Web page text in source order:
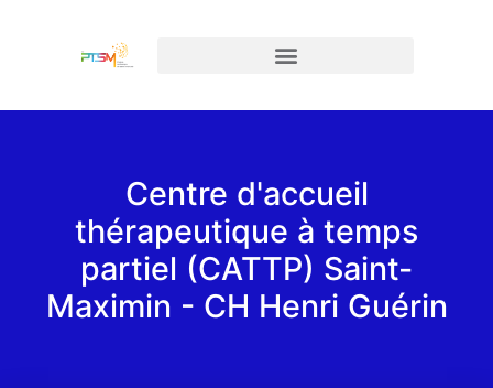
Centre d'accueil
thérapeutique à temps
partiel (CATTP) Saint-
Maximin - CH Henri Guérin